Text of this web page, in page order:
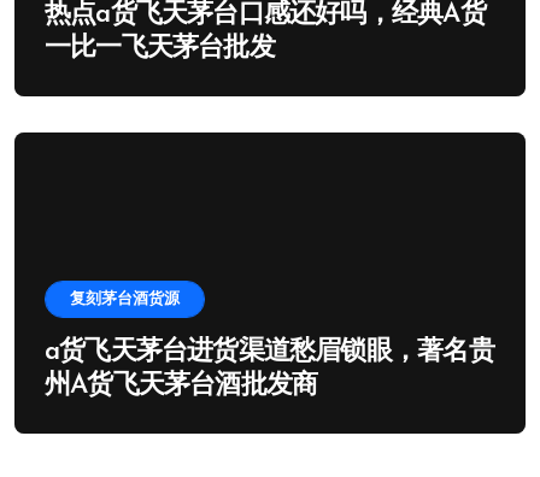
热点a货飞天茅台口感还好吗，经典A货
一比一飞天茅台批发
复刻茅台酒货源
a货飞天茅台进货渠道愁眉锁眼，著名贵
州A货飞天茅台酒批发商